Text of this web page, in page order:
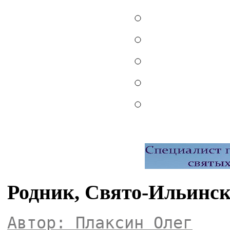
Родник, Свято-
Автор: Плаксин Олег